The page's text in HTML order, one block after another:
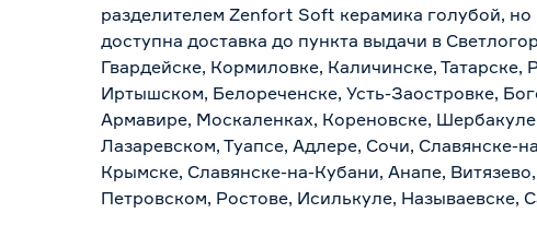
разделителем Zenfort Soft керамика голубой,
доступна доставка до пункта выдачи в
Гвардейске, Кормиловке, Каличинске,
Иртышском, Белореченске, Усть-Заостровке,
Армавире, Москаленках, Кореновске,
Лазаревском, Туапсе, Адлере, Сочи,
Крымске, Славянске-на-Кубани, Анапе,
Петровском, Ростове, Исилькуле, Называевске,